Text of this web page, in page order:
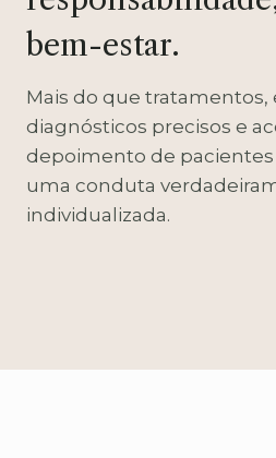
bem-estar.
Mais do que
diagnósticos precisos e
depoimento de
uma conduta
individualizada.